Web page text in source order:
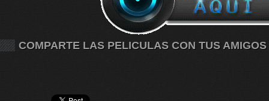
COMPARTE LAS PELICULAS CON TUS AMIGOS